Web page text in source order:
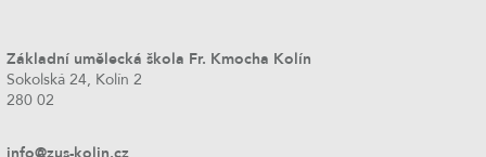
Základní umělecká škola Fr. Kmocha Kolín
Sokolská 24, Kolín 2
280 02